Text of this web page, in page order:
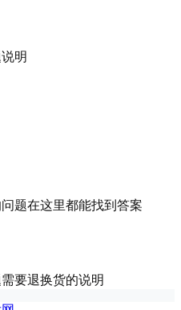
明
题在这里都能找到答案
要退换货的说明